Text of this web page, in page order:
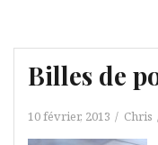
Billes de
10 février, 2013 Chris